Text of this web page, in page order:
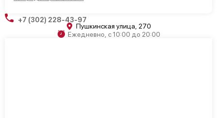
+7 (302) 228-43-97
Пушкинская улица, 270
Ежедневно, с 10:00 до 20:00